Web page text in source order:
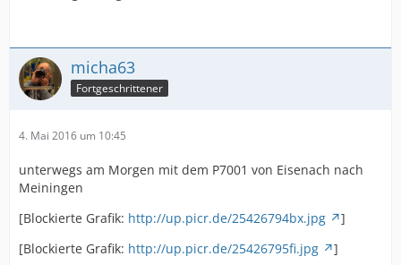
micha63
Fortgeschrittener
4. Mai 2016 um 10:45
unterwegs am Morgen mit dem P7001 von Eisenach nach
Meiningen
[Blockierte Grafik: http://up.picr.de/25426794bx.jpg
]
[Blockierte Grafik: http://up.picr.de/25426795fi.jpg
]